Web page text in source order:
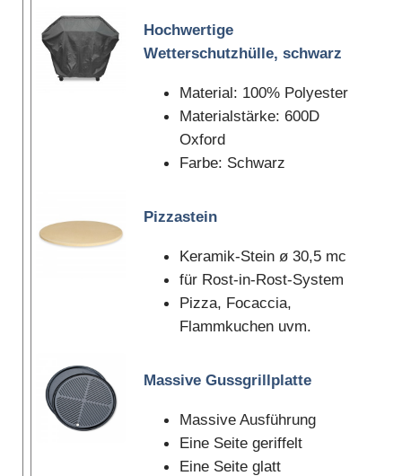
Hochwertige
Wetterschutzhülle, schwarz
Material: 100% Polyester
Materialstärke: 600D
Oxford
Farbe: Schwarz
Pizzastein
Keramik-Stein ø 30,5 mc
für Rost-in-Rost-System
Pizza, Focaccia,
Flammkuchen uvm.
Massive Gussgrillplatte
Massive Ausführung
Eine Seite geriffelt
Eine Seite glatt